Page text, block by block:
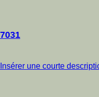
7031
Insérer une courte